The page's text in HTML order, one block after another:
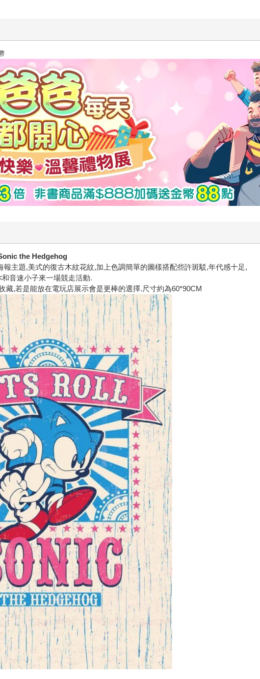
the Hedgehog
主題,美式的復古木紋花紋,加上色調簡單的圖樣搭配些許斑駁,年代感十足,
和音速小子來一場競走活動.
藏,若是能放在電玩店展示會是更棒的選擇.尺寸約為60*90CM